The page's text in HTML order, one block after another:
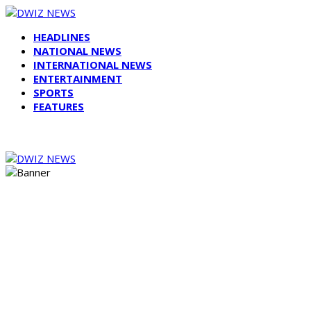
HEADLINES
NATIONAL NEWS
INTERNATIONAL NEWS
ENTERTAINMENT
SPORTS
FEATURES